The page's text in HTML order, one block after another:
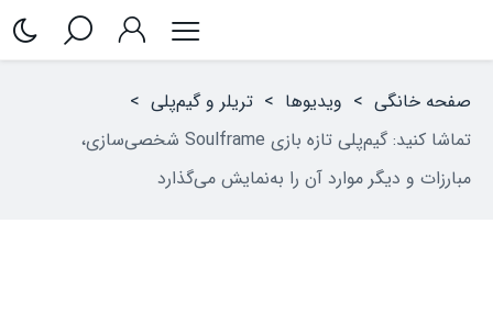
صفحه خانگی > ویدیوها > تریلر و گیم‌پلی >
تماشا کنید: گیم‌پلی تازه بازی Soulframe شخصی‌سازی‌،
مبارزات و دیگر موارد آن را به‌نمایش می‌گذارد